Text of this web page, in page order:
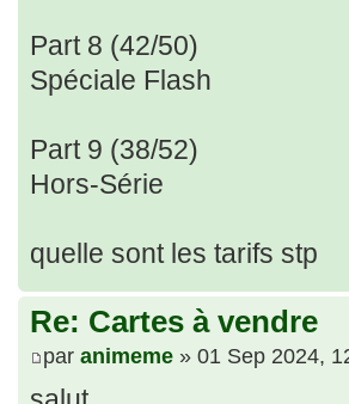
Part 8 (42/50)
Spéciale Flash
Part 9 (38/52)
Hors-Série
quelle sont les tarifs stp
Re: Cartes à vendre
par animeme » 01 Sep 2024,